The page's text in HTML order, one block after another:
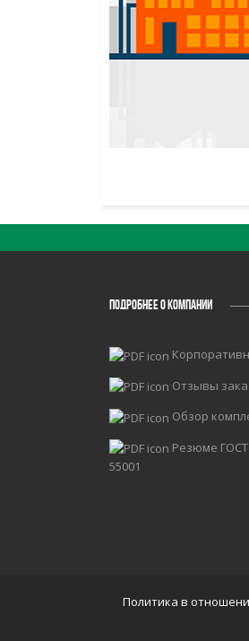
ПОДРОБНЕЕ О КОМПАНИИ
Отзывы
Обзор
Резюме
55001
Политика в